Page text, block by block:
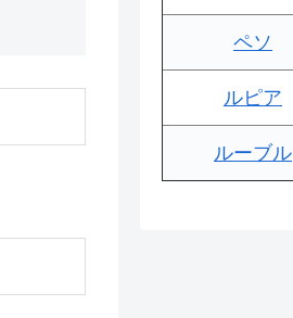
ペソ
ルピア
ルーブル